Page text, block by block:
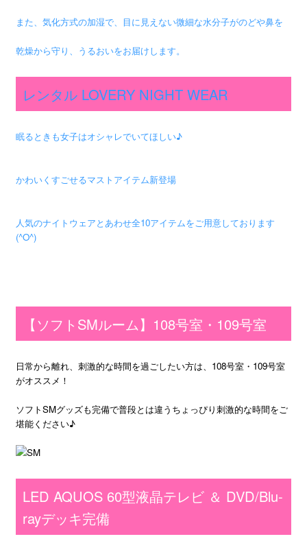
また、気化方式の加湿で、目に見えない微細な水分子がのどや鼻を
乾燥から守り、うるおいをお届けします。
レンタル LOVERY NIGHT WEAR
眠るときも女子はオシャレでいてほしい♪
かわいくすごせるマストアイテム新登場
人気のナイトウェアとあわせ全10アイテムをご用意しております
(^O^)
【ソフトSMルーム】108号室・109号室
日常から離れ、刺激的な時間を過ごしたい方は、108号室・109号室
がオススメ！
ソフトSMグッズも完備で普段とは違うちょっぴり刺激的な時間をご
堪能ください♪
LED AQUOS 60型液晶テレビ ＆ DVD/Blu-
rayデッキ完備